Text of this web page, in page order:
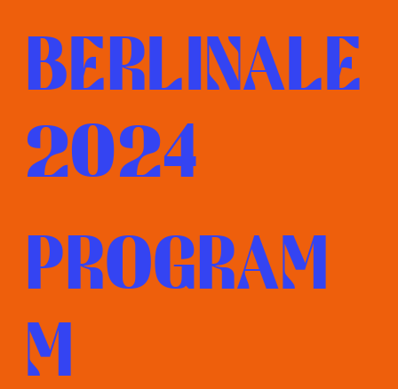
BERLINALE
2024
PROGRAM
M